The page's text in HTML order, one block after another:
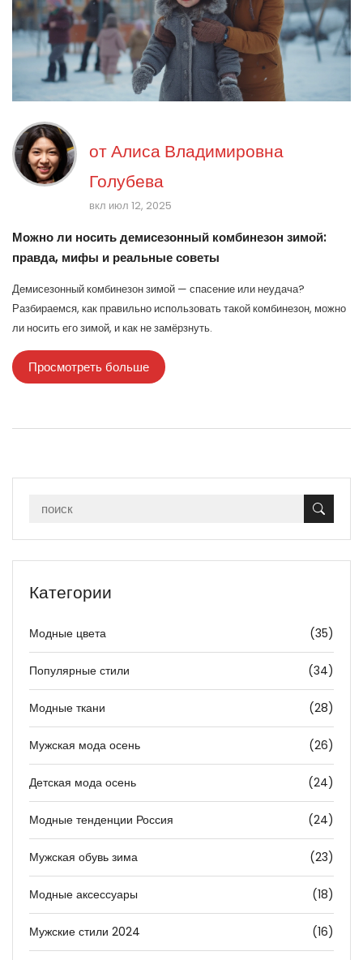
отАлиса Владимировна
Голубева
вкл июл 12, 2025
Можно ли носить демисезонный комбинезон зимой:
правда, мифы и реальные советы
Демисезонный комбинезон зимой — спасение или неудача?
Разбираемся, как правильно использовать такой комбинезон, можно
ли носить его зимой, и как не замёрзнуть.
Просмотреть больше
Категории
Модные цвета (35)
Популярные стили (34)
Модные ткани (28)
Мужская мода осень (26)
Детская мода осень (24)
Модные тенденции Россия (24)
Мужская обувь зима (23)
Модные аксессуары (18)
Мужские стили 2024 (16)